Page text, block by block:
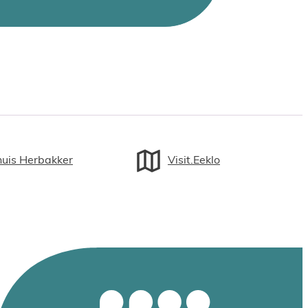
Herbakker Visit.Eeklo